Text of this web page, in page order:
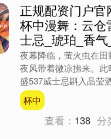
正规配资门户官
杯中漫舞：云
士忌_琥珀_香
夜幕降临，萤火虫在
夜风带着微凉拂来。
盛537威士忌斟入晶莹
体在杯中如薄纱般流动
火余晖，酒杯微晃，金
杯中
查看： 138 分